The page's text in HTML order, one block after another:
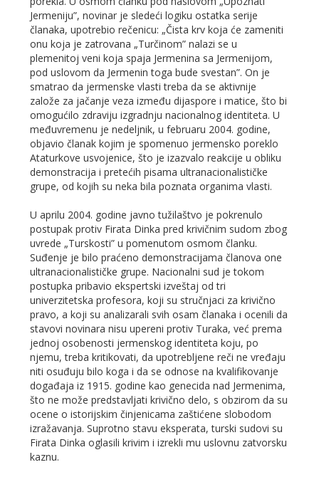
Jermeniju”, novinar je sledeći logiku ostatka serije
članaka, upotrebio rečenicu: „Čista krv koja će zameniti
onu koja je zatrovana „Turčinom” nalazi se u
plemenitoj veni koja spaja Jermenina sa Jermenijom,
pod uslovom da Jermenin toga bude svestan”. On je
smatrao da jermenske vlasti treba da se aktivnije
založe za jačanje veza između dijaspore i matice, što bi
omogućilo zdraviju izgradnju nacionalnog identiteta. U
međuvremenu je nedeljnik, u februaru 2004. godine,
objavio članak kojim je spomenuo jermensko poreklo
Ataturkove usvojenice, što je izazvalo reakcije u obliku
demonstracija i pretećih pisama ultranacionalističke
grupe, od kojih su neka bila poznata organima vlasti.
U aprilu 2004. godine javno tužilaštvo je pokrenulo
postupak protiv Firata Dinka pred krivičnim sudom zbog
uvrede „Turskosti” u pomenutom osmom članku.
Suđenje je bilo praćeno demonstracijama članova one
ultranacionalističke grupe. Nacionalni sud je tokom
postupka pribavio ekspertski izveštaj od tri
univerzitetska profesora, koji su stručnjaci za krivično
pravo, a koji su analizarali svih osam članaka i ocenili da
stavovi novinara nisu upereni protiv Turaka, već prema
jednoj osobenosti jermenskog identiteta koju, po
njemu, treba kritikovati, da upotrebljene reči ne vređaju
niti osuđuju bilo koga i da se odnose na kvalifikovanje
događaja iz 1915. godine kao genecida nad Jermenima,
što ne može predstavljati krivično delo, s obzirom da su
ocene o istorijskim činjenicama zaštićene slobodom
izražavanja. Suprotno stavu eksperata, turski sudovi su
Firata Dinka oglasili krivim i izrekli mu uslovnu zatvorsku
kaznu.